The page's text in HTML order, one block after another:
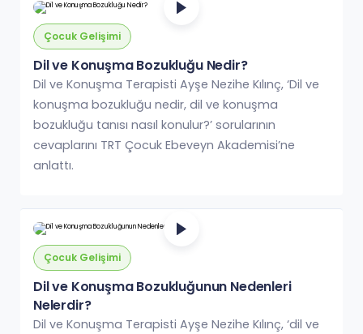
Çocuk Gelişimi
Dil ve Konuşma Bozukluğu Nedir?
Dil ve Konuşma Terapisti Ayşe Nezihe Kılınç, ‘Dil ve
konuşma bozukluğu nedir, dil ve konuşma
bozukluğu tanısı nasıl konulur?’ sorularının
cevaplarını TRT Çocuk Ebeveyn Akademisi’ne
anlattı.
Çocuk Gelişimi
Dil ve Konuşma Bozukluğunun Nedenleri
Nelerdir?
Dil ve Konuşma Terapisti Ayşe Nezihe Kılınç, ‘dil ve